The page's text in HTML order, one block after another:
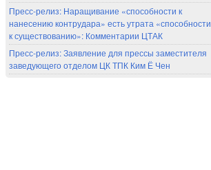
Пресс-релиз: Наращивание «способности к
нанесению контрудара» есть утрата «способности
к существованию»: Комментарии ЦТАК
Пресс-релиз: Заявление для прессы заместителя
заведующего отделом ЦК ТПК Ким Ё Чен